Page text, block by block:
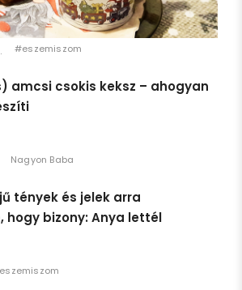
ezelőttig úgy éreztem, hogy én egy
#eszemiszom
amcsi csokis keksz – ahogyan
Nagyon Baba
tények és jelek arra
hogy bizony: Anya lettél